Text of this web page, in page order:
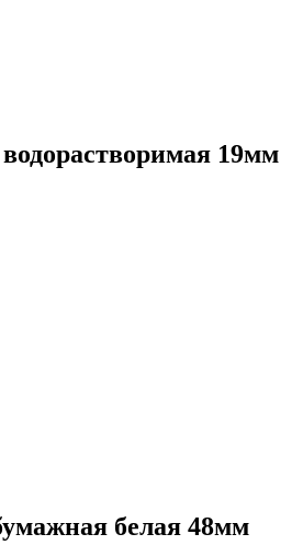
19мм
белая 48мм